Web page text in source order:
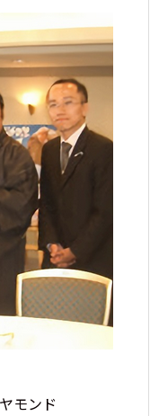
モンド